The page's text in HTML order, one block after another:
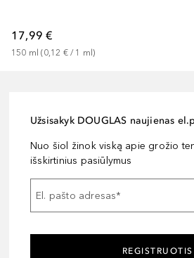
17,99 €
150 ml (0,12 € / 1 ml)
Užsisakyk DOUGLAS naujienas
Nuo šiol žinok viską apie grožio
išskirtinius pasiūlymus
El. pašto adresas*
REGISTRUOTIS